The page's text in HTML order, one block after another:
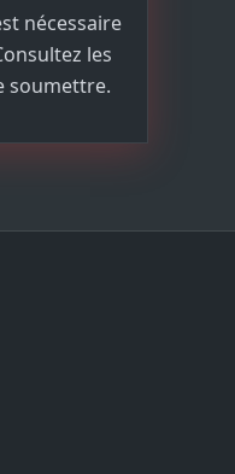
nécessaire
les
soumettre.